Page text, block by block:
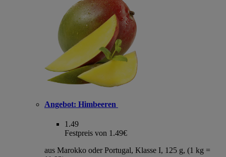
Angebot: Himbeeren
1.49
Festpreis von 1.49€
aus Marokko oder Portugal, Klasse I, 125 g, (1 kg =